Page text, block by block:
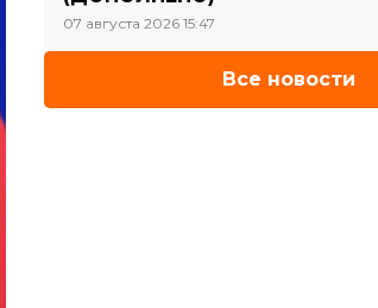
07 августа 2026 15:47
Все новости